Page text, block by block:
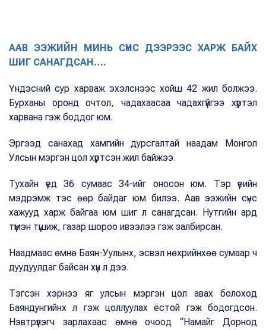
ААВ ЭЭЖИЙН МИНЬ СҮНС ДЭЭРЭЭС ХАРЖ БАЙХ
ШИГ САНАГДСАН….
Үндэсний сур харваж эхэлснээс хойш 42 жил болжээ.
Бурханы оронд очтол, чадахаасаа чадахгүйгээ хүртэл
харвана гэж боддог юм.
Эргээд санахад хамгийн дурсгалтай наадам Монгол
Улсын мэргэн цол хүртсэн жил байжээ.
Тухайн үед 36 сумаас 34-ийг оносон юм. Тэр үеийн
мэдрэмж тэс өөр байдаг юм билээ. Аав ээжийн сүнс
хажууд харж байгаа юм шиг л санагдсан. Нутгийн ард
түмэн түшиж, газар шороо ивээлээ гэж залбирсан.
Наадмаас өмнө Баян-Уулынх, эсвэл нөхрийнхөө сумаар ч
дуудуулдаг байсан хүн л дээ.
Тэгсэн хэрнээ яг улсын мэргэн цол авах болоход
Баяндунгийнх л гэж цоллуулах ёстой гэж бодогдсон.
Нэвтрүүлэгч зарлахаас өмнө очоод “Намайг Дорнод